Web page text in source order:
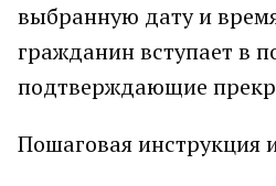
выбранную дату и
гражданин вступает в
подтверждающие
Пошаговая инструкция